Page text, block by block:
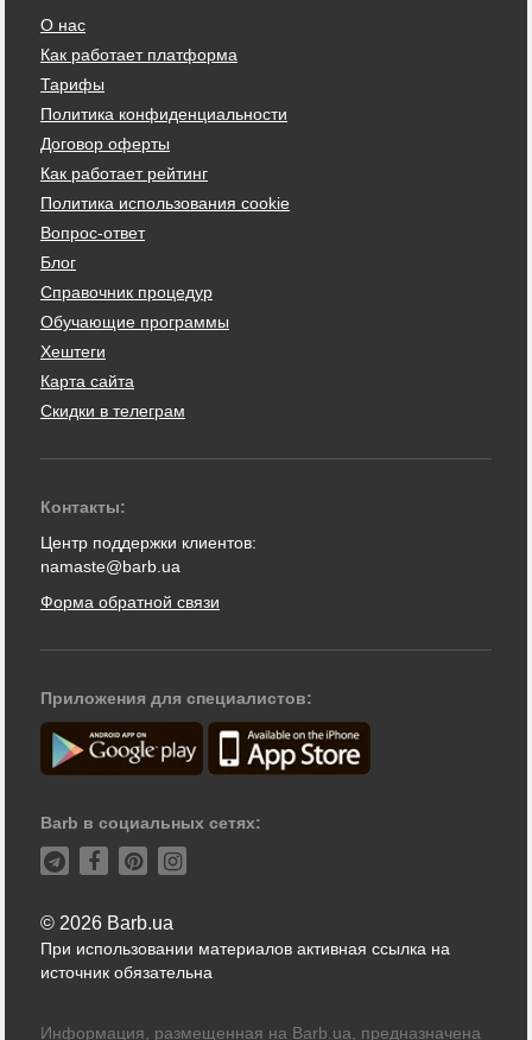
О нас
Как работает платформа
Тарифы
Политика конфиденциальности
Договор оферты
Как работает рейтинг
Политика использования cookie
Вопрос-ответ
Блог
Справочник процедур
Обучающие программы
Хештеги
Карта сайта
Скидки в телеграм
Контакты:
Центр поддержки клиентов:
namaste@barb.ua
Форма обратной связи
Приложения для специалистов:
Barb в социальных сетях:
© 2026 Barb.ua
При использовании материалов активная ссылка на
источник обязательна
Информация, размещенная на Barb.ua, предназначена